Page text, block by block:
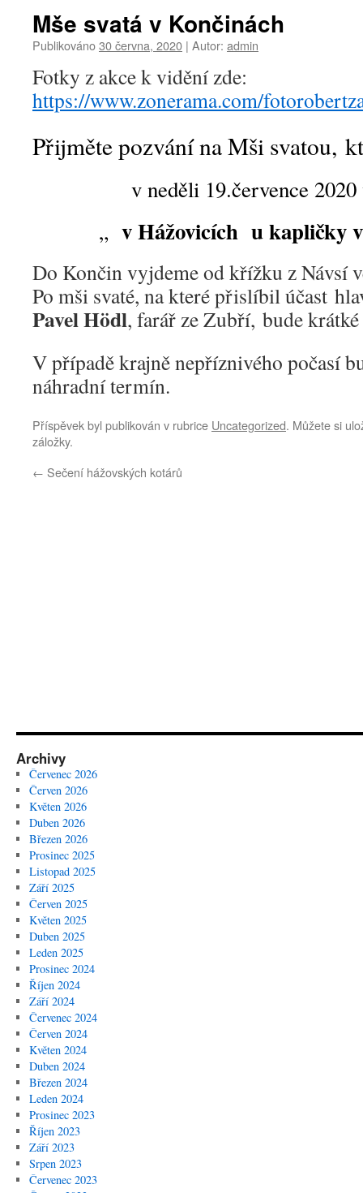
Mše svatá v Končinách
Publikováno30 června, 2020 | Autor: admin
Fotky z akce k vidění zde:
https://www.zonerama.com/
Přijměte pozvání na Mši svatou,
v neděli 19.července
„ v Hážovicích u kapličky
Do Končin vyjdeme od křížku z Návsí
Po mši svaté, na které přislíbil účast
Pavel Hödl, farář ze Zubří, bude krátké
V případě krajně nepříznivého počasí
náhradní termín.
Příspěvek byl publikován v rubrice Uncategorized. Můžete si
záložky.
← Sečení hážovských kotárů
Archivy
Červenec 2026
Červen 2026
Květen 2026
Duben 2026
Březen 2026
Prosinec 2025
Listopad 2025
Září 2025
Červen 2025
Květen 2025
Duben 2025
Leden 2025
Prosinec 2024
Říjen 2024
Září 2024
Červenec 2024
Červen 2024
Květen 2024
Duben 2024
Březen 2024
Leden 2024
Prosinec 2023
Říjen 2023
Září 2023
Srpen 2023
Červenec 2023